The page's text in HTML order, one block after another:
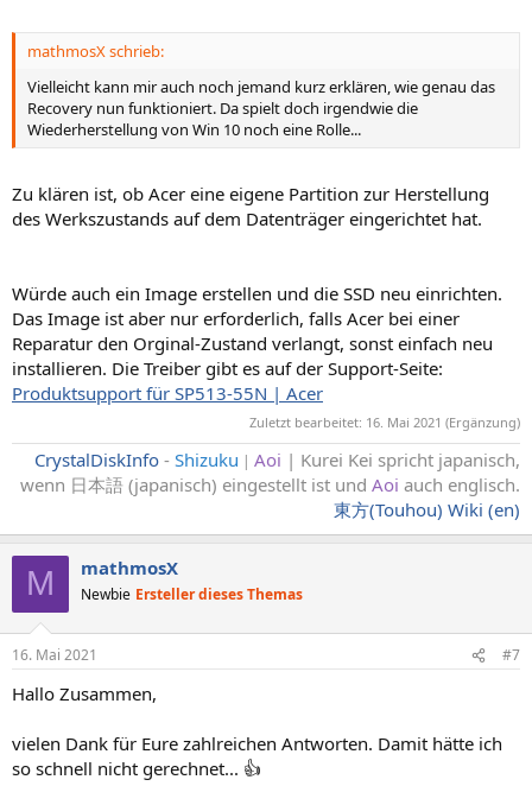
mathmosX schrieb:
Vielleicht kann mir auch noch jemand kurz erklären, wie genau das
Recovery nun funktioniert. Da spielt doch irgendwie die
Wiederherstellung von Win 10 noch eine Rolle...
Zu klären ist, ob Acer eine eigene Partition zur Herstellung
des Werkszustands auf dem Datenträger eingerichtet hat.
Würde auch ein Image erstellen und die SSD neu einrichten.
Das Image ist aber nur erforderlich, falls Acer bei einer
Reparatur den Orginal-Zustand verlangt, sonst einfach neu
installieren. Die Treiber gibt es auf der Support-Seite:
Produktsupport für SP513-55N | Acer
Zuletzt bearbeitet: 16. Mai 2021 (Ergänzung)
CrystalDiskInfo - Shizuku | Aoi | Kurei Kei spricht japanisch,
wenn 日本語 (japanisch) eingestellt ist und Aoi auch englisch.
東方(Touhou) Wiki (en)
M mathmosX
Newbie Ersteller dieses Themas
16. Mai 2021 #7
Hallo Zusammen,
vielen Dank für Eure zahlreichen Antworten. Damit hätte ich
so schnell nicht gerechnet... 👍